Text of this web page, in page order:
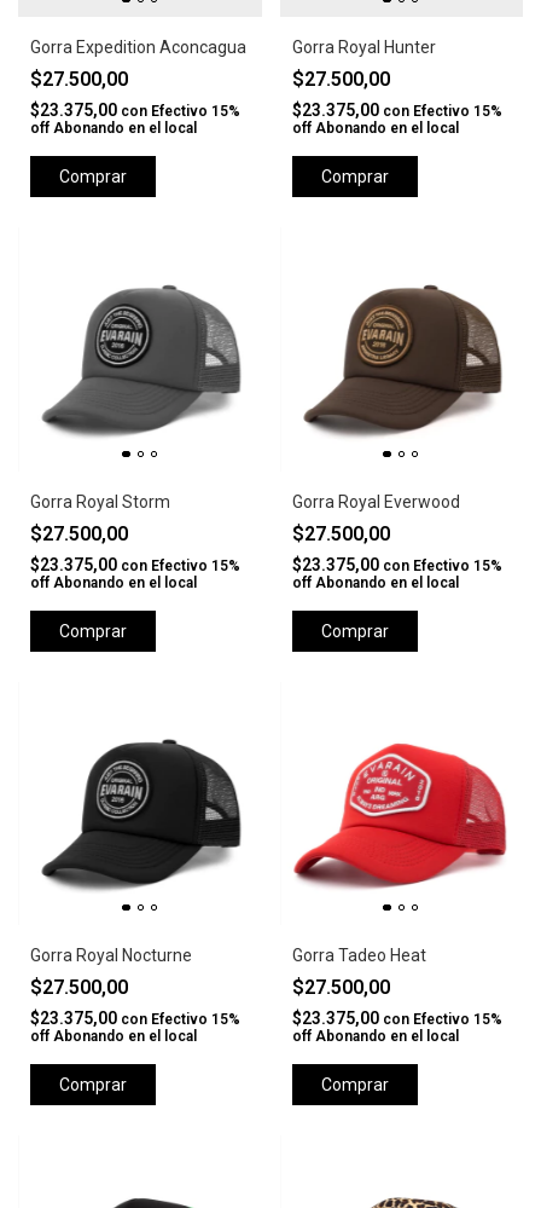
Gorra Expedition Aconcagua
$27.500,00
$23.375,00 con Efectivo 15%
off Abonando en el local
Comprar
Gorra Royal Hunter
$27.500,00
$23.375,00 con Efectivo 15%
off Abonando en el local
Comprar
Gorra Royal Storm
$27.500,00
$23.375,00 con Efectivo 15%
off Abonando en el local
Comprar
Gorra Royal Everwood
$27.500,00
$23.375,00 con Efectivo 15%
off Abonando en el local
Comprar
Gorra Royal Nocturne
$27.500,00
$23.375,00 con Efectivo 15%
off Abonando en el local
Comprar
Gorra Tadeo Heat
$27.500,00
$23.375,00 con Efectivo 15%
off Abonando en el local
Comprar